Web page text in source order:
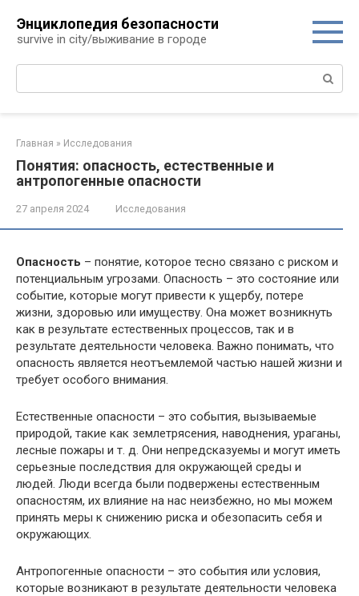
контенту
Энциклопедия безопасности
survive in city/выживание в городе
Поиск:
Главная » Исследования
Понятия: опасность, естественные и
антропогенные опасности
27 апреля 2024 Исследования
Опасность – понятие, которое тесно связано с риском и
потенциальным угрозами. Опасность – это состояние или
событие, которые могут привести к ущербу, потере
жизни, здоровью или имуществу. Она может возникнуть
как в результате естественных процессов, так и в
результате деятельности человека. Важно понимать, что
опасность является неотъемлемой частью нашей жизни и
требует особого внимания.
Естественные опасности – это события, вызываемые
природой, такие как землетрясения, наводнения, ураганы,
лесные пожары и т. д. Они непредсказуемы и могут иметь
серьезные последствия для окружающей среды и
людей. Люди всегда были подвержены естественным
опасностям, их влияние на нас неизбежно, но мы можем
принять меры к снижению риска и обезопасить себя и
окружающих.
Антропогенные опасности – это события или условия,
которые возникают в результате деятельности человека